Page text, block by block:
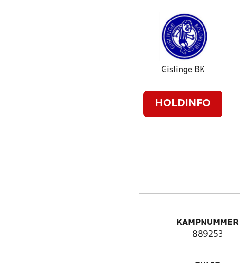
Gislinge BK
HOLDINFO
KAMPNUMMER
889253